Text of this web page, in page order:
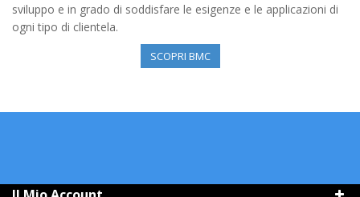
sviluppo e in grado di soddisfare le esigenze e le applicazioni di
ogni tipo di clientela.
SCOPRI BMC